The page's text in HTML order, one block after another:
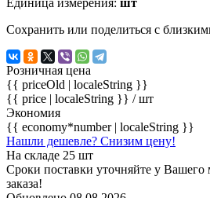
Сохранить или поделиться с
Розничная цена
{{ priceOld | localeString }}
{{ price | localeString }} / шт
Экономия
{{ economy*number | localeString }}
Нашли дешевле? Снизим цену!
На складе 25 шт
Сроки поставки уточняйте у Вашего
заказа!